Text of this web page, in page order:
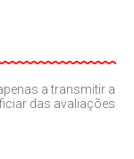
a transmitir a
das avaliações